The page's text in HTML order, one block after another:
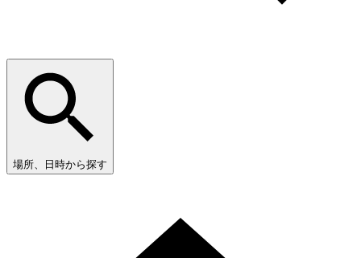
場所、日時から探す